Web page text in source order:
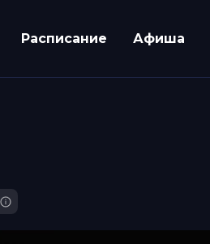
Расписание Афиша